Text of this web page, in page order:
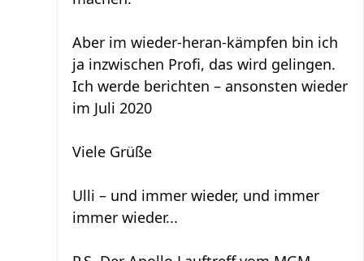
Aber im wieder-heran-kämpfen bin ich
ja inzwischen Profi, das wird gelingen.
Ich werde berichten – ansonsten wieder
im Juli 2020
Viele Grüße
Ulli – und immer wieder, und immer
immer wieder...